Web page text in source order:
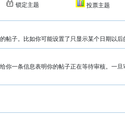
锁定主题 投票主题
子。比如你可能设置了只显示某个日期以后
一条信息表明你的帖子正在等待审核。一